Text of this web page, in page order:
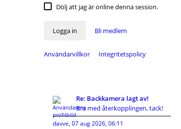
Dölj att jag är online denna session.
Logga in Bli medlem
Användarvillkor Integritetspolicy
Re: Backkamera lagt av!
Bra med återkopplingen, tack!
davve, 07 aug 2026, 06:11